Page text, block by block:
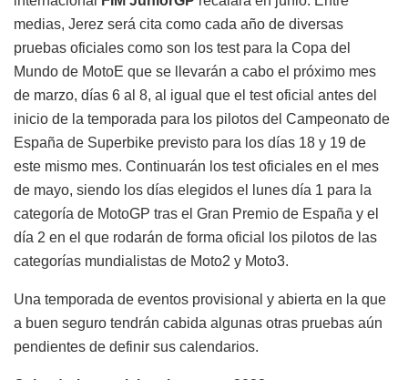
medias, Jerez será cita como cada año de diversas
pruebas oficiales como son los test para la Copa del
Mundo de MotoE que se llevarán a cabo el próximo mes
de marzo, días 6 al 8, al igual que el test oficial antes del
inicio de la temporada para los pilotos del Campeonato de
España de Superbike previsto para los días 18 y 19 de
este mismo mes. Continuarán los test oficiales en el mes
de mayo, siendo los días elegidos el lunes día 1 para la
categoría de MotoGP tras el Gran Premio de España y el
día 2 en el que rodarán de forma oficial los pilotos de las
categorías mundialistas de Moto2 y Moto3.
Una temporada de eventos provisional y abierta en la que
a buen seguro tendrán cabida algunas otras pruebas aún
pendientes de definir sus calendarios.